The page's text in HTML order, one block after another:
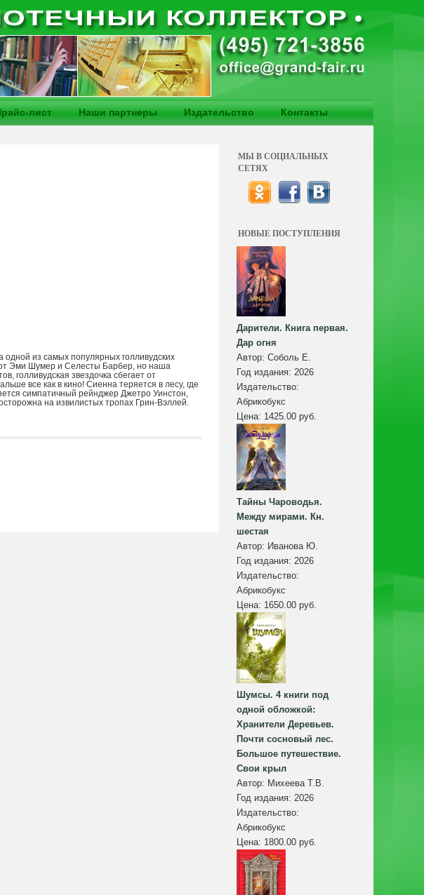
лист Наши партнеры Издательство Контакты
из самых популярных голливудских
от Эми Шумер и Селесты Барбер, но наша
голливудская звездочка сбегает от
все как в кино! Сиенна теряется в лесу, где
симпатичный рейнджер Джетро Уинстон,
на извилистых тропах Грин-Вэллей.
МЫ В СОЦИАЛЬНЫХ
СЕТЯХ
НОВЫЕ ПОСТУПЛЕНИЯ
Дарители. Книга первая.
Дар огня
Автор: Соболь Е.
Год издания: 2026
Издательство:
Абрикобукс
Цена: 1425.00 руб.
Тайны Чароводья.
Между мирами. Кн.
шестая
Автор: Иванова Ю.
Год издания: 2026
Издательство:
Абрикобукс
Цена: 1650.00 руб.
Шумсы. 4 книги под
одной обложкой:
Хранители Деревьев.
Почти сосновый лес.
Большое путешествие.
Свои крыл
Автор: Михеева Т.В.
Год издания: 2026
Издательство:
Абрикобукс
Цена: 1800.00 руб.